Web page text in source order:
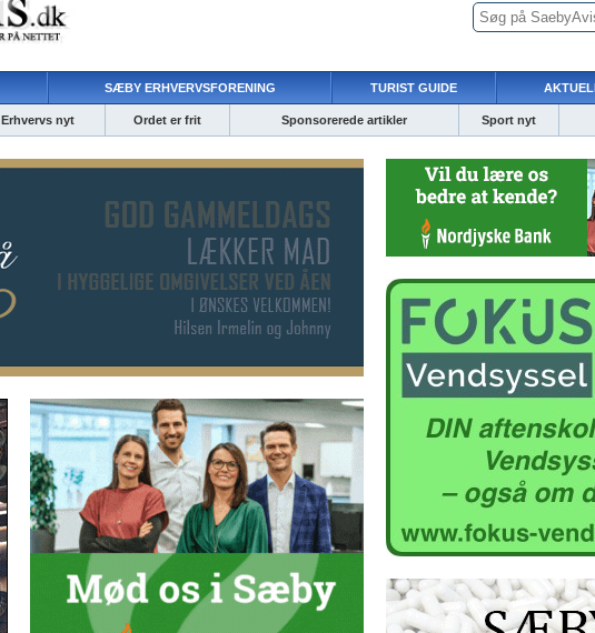
SÆBY ERHVERVSFORENING TURIST GUIDE
Erhvervs nyt Ordet er frit Sponsorerede artikler Sport nyt